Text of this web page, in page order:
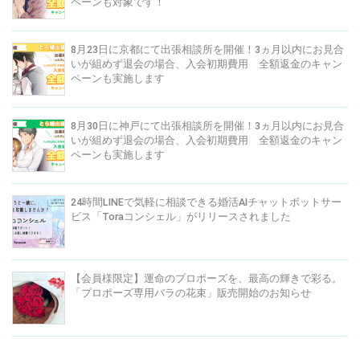
8月23日に京都にて出張相談所を開催！3ヵ月以内にお見合
いが組めず退会の場合、入会初期費用 全額返金のキャン
ペーンも実施します
8月30日に神戸にて出張相談所を開催！3ヵ月以内にお見合
いが組めず退会の場合、入会初期費用 全額返金のキャン
ペーンも実施します
24時間LINEで気軽に相談できる婚活AIチャットボットサー
ビス「Toraコンシェル」がリリースされました
【会員様限定】運命のプロポーズを、最高の輝きで彩る。
「プロポーズ専用バラの花束」販売開始のお知らせ